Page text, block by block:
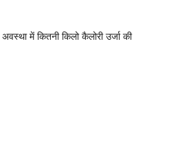
अवस्था में कितनी किलो कैलोरी उर्जा की